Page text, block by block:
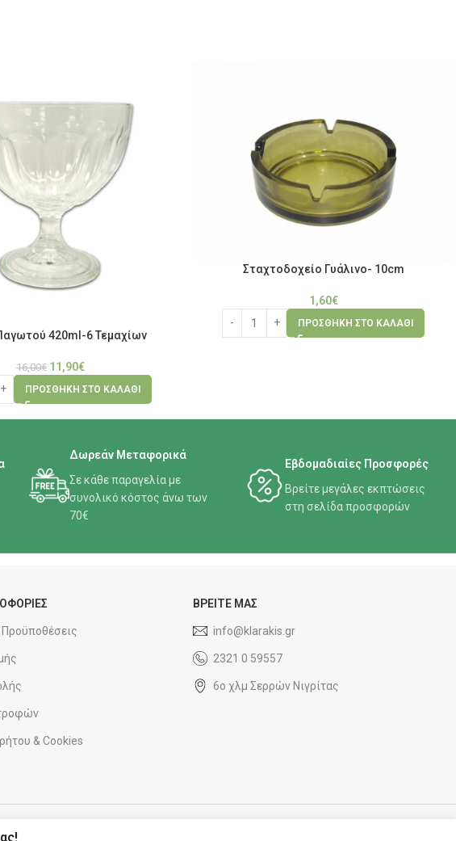
420ml-6 Τεμαχίων
16,00€ 11,90€
ΠΡΟΣΘΉΚΗ ΣΤΟ ΚΑΛΆΘΙ
Σταχτοδοχείο Γυάλινο- 10cm
1,60€
ΠΡΟΣΘΉΚΗ ΣΤΟ ΚΑΛΆΘΙ
Δωρεάν Μεταφορικά
Σε κάθε παραγελία με
συνολικό κόστος άνω των
70€
Εβδομαδιαίες Προσφορές
Βρείτε μεγάλες εκπτώσεις
στη σελίδα προσφορών
& Cookies
ΒΡΕΙΤΕ ΜΑΣ
info@klarakis.gr
2321 0 59557
6ο χλμ Σερρών Νιγρίτας
ΣΥΝΕΡΓΑΤΗΣ